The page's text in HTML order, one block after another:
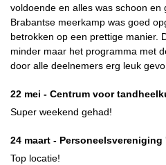
voldoende en alles was schoon en
Brabantse meerkamp was goed
betrokken op een prettige manier.
minder maar het programma met
door alle deelnemers erg leuk
22 mei - Centrum voor
Super weekend gehad!
24 maart - Personeelsvereniging
Top locatie!